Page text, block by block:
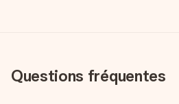
Questions fréquentes